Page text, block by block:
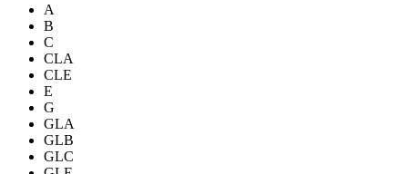
A
B
C
CLA
CLE
E
G
GLA
GLB
GLC